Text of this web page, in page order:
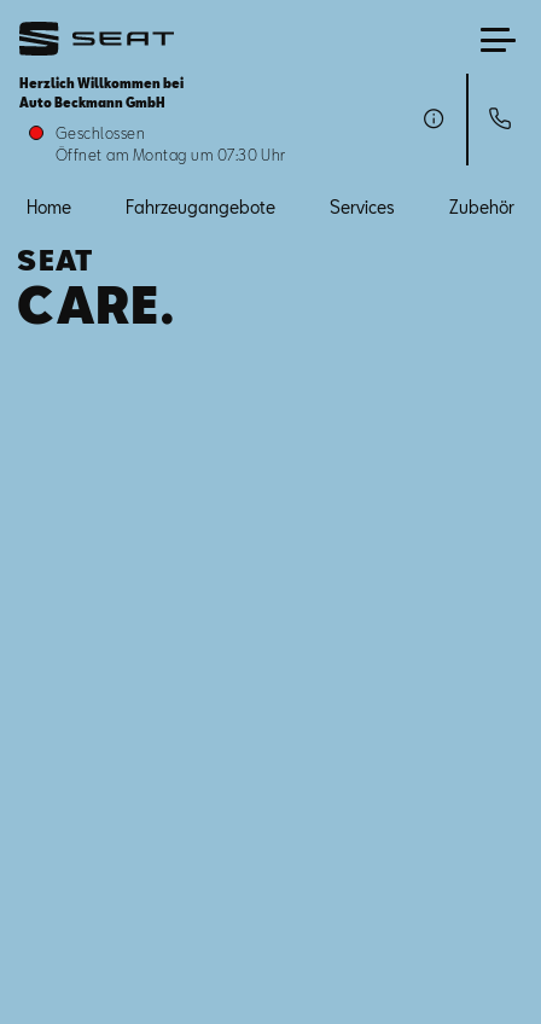
Herzlich Willkommen bei
Auto Beckmann GmbH
Geschlossen
Öffnet am Montag um 07:30 Uhr
Home
Fahrzeugangebote
Services
Home Fahrzeugangebote Services Zubehör
SEAT
CARE.